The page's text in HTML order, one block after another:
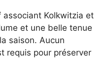
associant Kolkwitzia et
et une belle tenue
saison. Aucun
requis pour préserver